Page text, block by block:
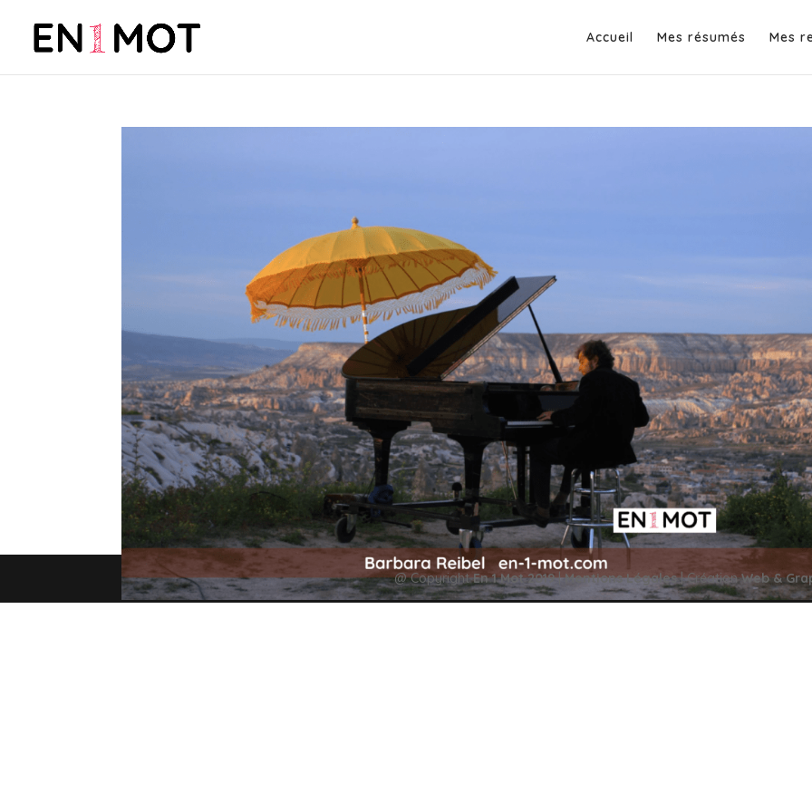
Accueil Mes résumés Mes
Insolite : Marc Vella et son piano nomade
parBarbara Reibel|Mai 30, 2016|À mon avis
Insolite : Marc Vella et son piano nomade À mon avis 30 mai 2016 Marc Vella parcourt le monde avec son piano à
queue pour transmettre un message d’amour sans passer par les mots, pour visiter la musique intérieure, pour
s’éveiller à soi et à l’autre. Et ça fait 30...
@ CopyrightEn 1 Mot 2019|Mentions Légales| CréationWeb &